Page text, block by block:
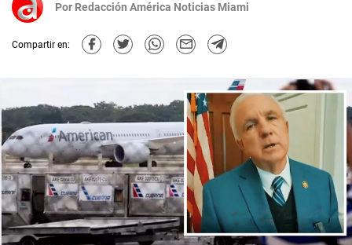
Por Redacción América Noticias Miami
Compartir en: